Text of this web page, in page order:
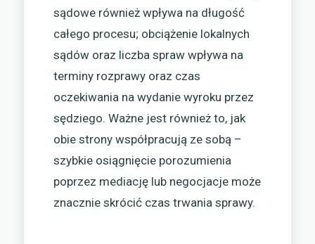
sądowe również wpływa na długość
całego procesu; obciążenie lokalnych
sądów oraz liczba spraw wpływa na
terminy rozprawy oraz czas
oczekiwania na wydanie wyroku przez
sędziego. Ważne jest również to, jak
obie strony współpracują ze sobą –
szybkie osiągnięcie porozumienia
poprzez mediację lub negocjacje może
znacznie skrócić czas trwania sprawy.